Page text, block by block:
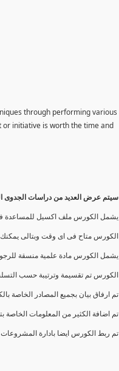
through performing various
or initiative is worth the time and
سيتم عرض العديد من دراسات الجدوى
يشمل الكورس ملف اكسيل للمساعدة فى
الكورس متاح فى اى وقت وبتالى يمكنك
يشمل الكورس مادة علمية منسقة
الكورس تم تقسيمة وترتيبة حسب
تم ارفاق بيان بجميع المصادر الخاصة
تم اضافة الكثير من المعلومات الخاصة
تم ربط الكورس ايضا بادارة